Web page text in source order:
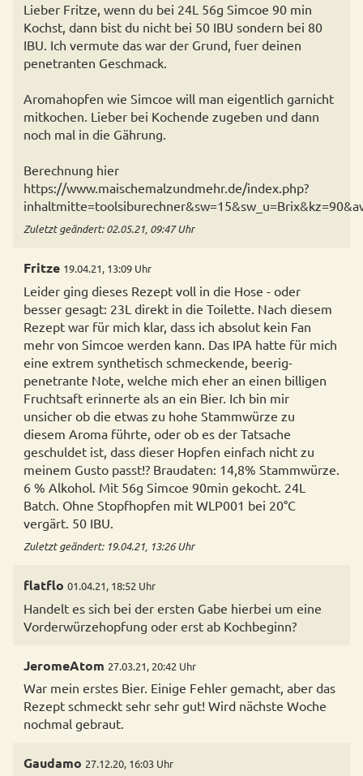
Lieber Fritze, wenn du bei 24L 56g Simcoe 90 min
Kochst, dann bist du nicht bei 50 IBU sondern bei 80
IBU. Ich vermute das war der Grund, fuer deinen
penetranten Geschmack.
Aromahopfen wie Simcoe will man eigentlich garnicht
mitkochen. Lieber bei Kochende zugeben und dann
noch mal in die Gährung.
Berechnung hier
https://www.maischemalzundmehr.de/index.php?
Zuletzt geändert: 02.05.21, 09:47 Uhr
Fritze 19.04.21, 13:09 Uhr
Leider ging dieses Rezept voll in die Hose - oder
besser gesagt: 23L direkt in die Toilette. Nach diesem
Rezept war für mich klar, dass ich absolut kein Fan
mehr von Simcoe werden kann. Das IPA hatte für mich
eine extrem synthetisch schmeckende, beerig-
penetrante Note, welche mich eher an einen billigen
Fruchtsaft erinnerte als an ein Bier. Ich bin mir
unsicher ob die etwas zu hohe Stammwürze zu
diesem Aroma führte, oder ob es der Tatsache
geschuldet ist, dass dieser Hopfen einfach nicht zu
meinem Gusto passt!? Braudaten: 14,8% Stammwürze.
6 % Alkohol. Mit 56g Simcoe 90min gekocht. 24L
Batch. Ohne Stopfhopfen mit WLP001 bei 20°C
vergärt. 50 IBU.
Zuletzt geändert: 19.04.21, 13:26 Uhr
flatflo 01.04.21, 18:52 Uhr
Handelt es sich bei der ersten Gabe hierbei um eine
Vorderwürzehopfung oder erst ab Kochbeginn?
JeromeAtom 27.03.21, 20:42 Uhr
War mein erstes Bier. Einige Fehler gemacht, aber das
Rezept schmeckt sehr sehr gut! Wird nächste Woche
nochmal gebraut.
Gaudamo 27.12.20, 16:03 Uhr